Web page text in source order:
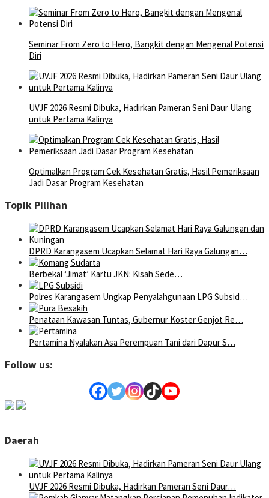
Seminar From Zero to Hero, Bangkit dengan Mengenal Potensi
Diri
UVJF 2026 Resmi Dibuka, Hadirkan Pameran Seni Daur Ulang
untuk Pertama Kalinya
Optimalkan Program Cek Kesehatan Gratis, Hasil Pemeriksaan
Jadi Dasar Program Kesehatan
Topik Pilihan
DPRD Karangasem Ucapkan Selamat Hari Raya Galungan…
Berbekal ‘Jimat’ Kartu JKN: Kisah Sede…
Polres Karangasem Ungkap Penyalahgunaan LPG Subsid…
Penataan Kawasan Tuntas, Gubernur Koster Genjot Re…
Pertamina Nyalakan Asa Perempuan Tani dari Dapur S…
Follow us:
Daerah
UVJF 2026 Resmi Dibuka, Hadirkan Pameran Seni Daur…